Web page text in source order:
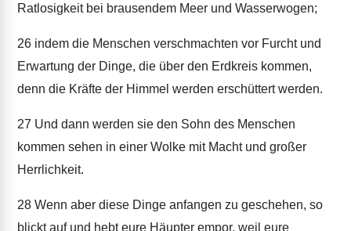
Ratlosigkeit bei brausendem Meer und Wasserwogen;
26 indem die Menschen verschmachten vor Furcht und
Erwartung der Dinge, die über den Erdkreis kommen,
denn die Kräfte der Himmel werden erschüttert werden.
27 Und dann werden sie den Sohn des Menschen
kommen sehen in einer Wolke mit Macht und großer
Herrlichkeit.
28 Wenn aber diese Dinge anfangen zu geschehen, so
blickt auf und hebt eure Häupter empor, weil eure